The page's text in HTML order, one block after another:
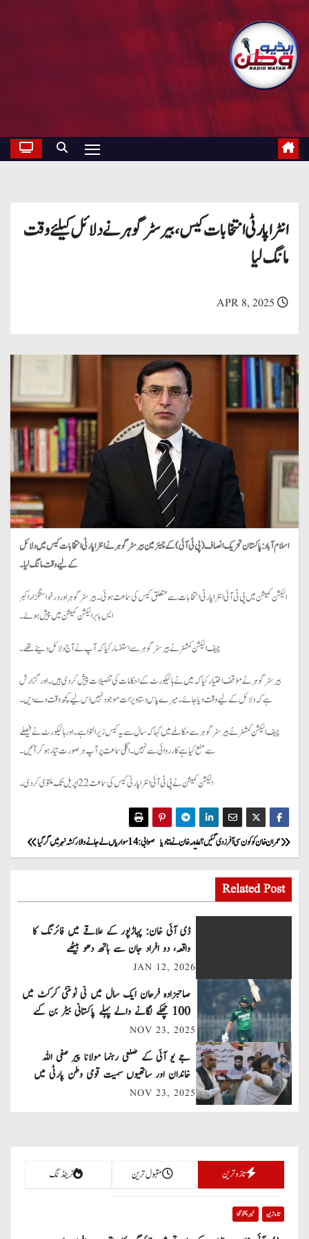
انٹرا پارٹی انتخابات کیس، بیرسٹر گوہر نے دلائل کیلئے وقت
مانگ لیا
APR 8, 2025
اسلام آباد: پاکستان تحریک انصاف (پی ٹی آئی) کے چیئرمین بیرسٹر گوہر نے انٹرا پارٹی انتخابات کیس میں دلائل
کے لیے وقت مانگ لیا۔
الیکشن کمیشن میں پی ٹی آئی انٹرا پارٹی انتخابات سے متعلق کیس کی سماعت ہوئی۔ بیرسٹر گوہر اور درخواستگزار اکبر
ایس بابر الیکشن کمیشن میں پیش ہوئے۔
چیف الیکشن کمشنر نے بیرسٹر گوہر سے استفسار کیا کہ آپ نے آج دلائل دینے تھے۔
بیرسٹر گوہر نے مؤقف اختیار کیا کہ میں نے ہائیکورٹ کے احکامات کی تفصیلات پیش کر دی ہیں۔ اور گزارش
ہے کہ دلائل کے لیے وقت دیا جائے۔ میرے پاس دستاویزات موجود نہیں اس لیے کچھ وقت دے دیں۔
چیف الیکشن کمشنر نے بیرسٹر گوہر سے مکالمے میں کہا کہ سال سے یہ کیس زیر التوا ہے۔ اور ہائیکورٹ نے فیصلے
سے منع کیا ہے کارروائی سے نہیں۔ اگلی سماعت پر آپ ہر صورت تیار ہو کر آئیں۔
الیکشن کمیشن نے پی ٹی آئی انٹرا پارٹی کیس کی سماعت 22 اپریل تک ملتوی کر دی۔
P
o
s
a
v
i
g
a
o
n
صوابی: 14 سواریاں لے جانے والا رکشہ نہر میں گرگیا عمران خان کو کون سی آفرز دی گئیں؟ علیمہ خان نے بتادیا
Related Post
ڈی آئی خان: پہاڑپور کے علاقے میں فائرنگ کا
واقعہ، دو افراد جان سے ہاتھ دھو بیٹھے
JAN 12, 2026
صاحبزادہ فرحان ایک سال میں ٹی ٹوئنٹی کرکٹ میں
100 چھکے لگانے والے پہلے پاکستانی بیٹر بن گئے
NOV 23, 2025
جے یو آئی کے ضلعی رہنما مولانا پیر صفی اللہ
خاندان اور ساتھیوں سمیت قومی وطن پارٹی میں
شامل
NOV 23, 2025
تازہ ترین مقبول ترین ٹرینڈنگ
تازہ ترین خیبر پختونخوا